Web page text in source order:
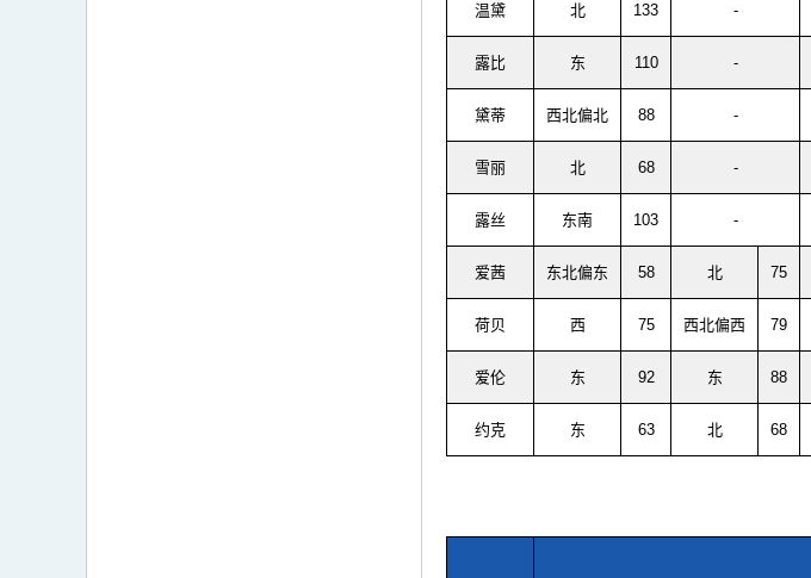
温黛 北 133 -
露比 东 110 -
黛蒂 西北偏北 88 -
雪丽 北 68 -
露丝 东南 103 -
爱茜 东北偏东 58 北 75
荷贝 西 75 西北偏西 79
爱伦 东 92 东 88
约克 东 63 北 68